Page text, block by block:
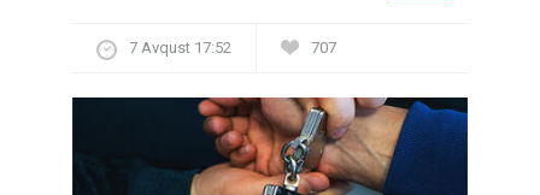
7 Avqust 17:52 707